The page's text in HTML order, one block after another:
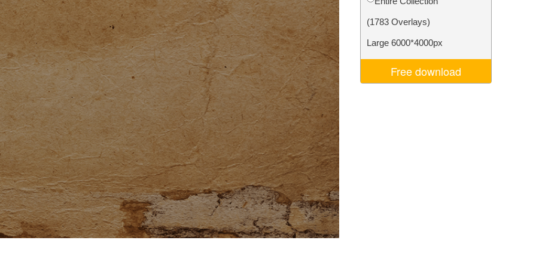
fototöötlus Ehete fotode redigeerimine AI koolitusandmed Video Editing Services
(1783 Overlays)
Large 6000*4000px
Free download